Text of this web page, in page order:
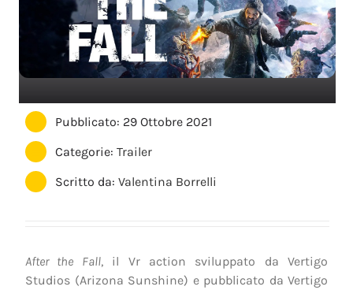
Pubblicato: 29 Ottobre 2021
Categorie:Trailer
Scritto da:Valentina Borrelli
After the Fall, il Vr action sviluppato da Vertigo
Studios (Arizona Sunshine) e pubblicato da Vertigo